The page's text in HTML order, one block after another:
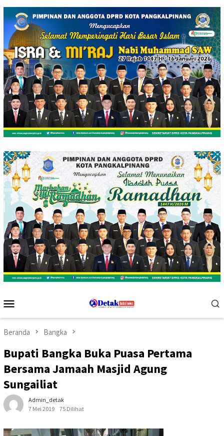
Loncat
konten
Mobile
Beranda Bangka
Bupati Bangka Buka Puasa Pertama
Bersama Jamaah Masjid Agung
Sungailiat
Admin_detak
7 Mei 2019
75 Dilihat